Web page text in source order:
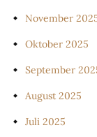
November
Oktober 2025
September
August 2025
Juli 2025